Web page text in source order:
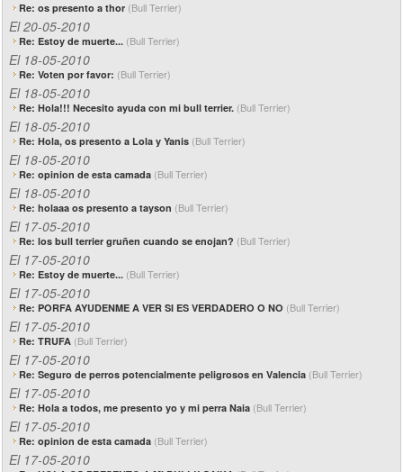
Re: os presento a thor (Bull Terrier)
El 20-05-2010
Re: Estoy de muerte... (Bull Terrier)
El 18-05-2010
Re: Voten por favor: (Bull Terrier)
El 18-05-2010
Re: Hola!!! Necesito ayuda con mi bull terrier. (Bull Terrier)
El 18-05-2010
Re: Hola, os presento a Lola y Yanis (Bull Terrier)
El 18-05-2010
Re: opinion de esta camada (Bull Terrier)
El 18-05-2010
Re: holaaa os presento a tayson (Bull Terrier)
El 17-05-2010
Re: los bull terrier gruñen cuando se enojan? (Bull Terrier)
El 17-05-2010
Re: Estoy de muerte... (Bull Terrier)
El 17-05-2010
Re: PORFA AYUDENME A VER SI ES VERDADERO O NO (Bull Terrier)
El 17-05-2010
Re: TRUFA (Bull Terrier)
El 17-05-2010
Re: Seguro de perros potencialmente peligrosos en Valencia (Bull Terrier)
El 17-05-2010
Re: Hola a todos, me presento yo y mi perra Naia (Bull Terrier)
El 17-05-2010
Re: opinion de esta camada (Bull Terrier)
El 17-05-2010